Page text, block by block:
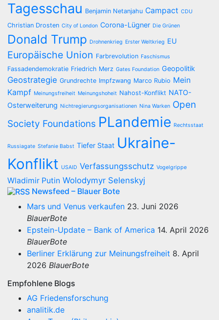
Tagesschau Benjamin Netanjahu Campact CDU
Christian Drosten City of London Corona-Lügner Die Grünen
Donald Trump Drohnenkrieg Erster Weltkrieg EU
Europäische Union Farbrevolution Faschismus
Fassadendemokratie Friedrich Merz Gates Foundation Geopolitik
Geostrategie Grundrechte Impfzwang Marco Rubio Mein
Kampf Meinungsfreiheit Meinungshoheit Nahost-Konflikt NATO-
Osterweiterung Nichtregierungsorganisationen Nina Warken Open
Society Foundations PLandemie Rechtsstaat
Russiagate Stefanie Babst Tiefer Staat Ukraine-
Konflikt USAID Verfassungsschutz Vogelgrippe
Wladimir Putin Wolodymyr Selenskyj
Newsfeed – Blauer Bote
Mars und Venus verkaufen 23. Juni 2026
BlauerBote
Epstein-Update – Bank of America 14. April 2026
BlauerBote
Berliner Erklärung zur Meinungsfreiheit 8. April
2026 BlauerBote
Empfohlene Blogs
AG Friedensforschung
analitik.de